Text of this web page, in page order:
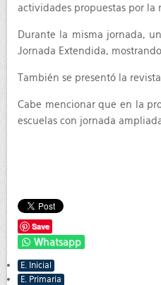
actividades propuestas por la
Durante la misma jornada,
Jornada Extendida,
También se presentó la
Cabe mencionar que en la
escuelas con jornada
Save
Whatsapp
E. Inicial
E. Primaria